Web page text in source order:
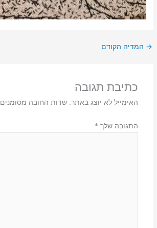
→ המדיה הקודם
כתיבת תגובה
האימייל לא יוצג באתר. שדות החובה מסומנים
התגובה שלך *